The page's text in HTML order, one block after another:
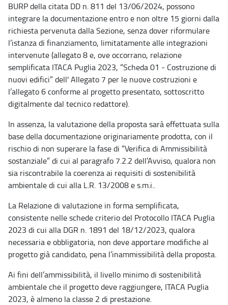
BURP della citata DD n. 811 del 13/06/2024, possono
integrare la documentazione entro e non oltre 15 giorni dalla
richiesta pervenuta dalla Sezione, senza dover riformulare
l’istanza di finanziamento, limitatamente alle integrazioni
intervenute (allegato 8 e, ove occorrano, relazione
semplificata ITACA Puglia 2023, “Scheda 01 - Costruzione di
nuovi edifici” dell' Allegato 7 per le nuove costruzioni e
l’allegato 6 conforme al progetto presentato, sottoscritto
digitalmente dal tecnico redattore).
In assenza, la valutazione della proposta sarà effettuata sulla
base della documentazione originariamente prodotta, con il
rischio di non superare la fase di “Verifica di Ammissibilità
sostanziale” di cui al paragrafo 7.2.2 dell’Avviso, qualora non
sia riscontrabile la coerenza ai requisiti di sostenibilità
ambientale di cui alla L.R. 13/2008 e s.m.i..
La Relazione di valutazione in forma semplificata,
consistente nelle schede criterio del Protocollo ITACA Puglia
2023 di cui alla DGR n. 1891 del 18/12/2023, qualora
necessaria e obbligatoria, non deve apportare modifiche al
progetto già candidato, pena l’inammissibilità della proposta.
Ai fini dell’ammissibilità, il livello minimo di sostenibilità
ambientale che il progetto deve raggiungere, ITACA Puglia
2023, è almeno la classe 2 di prestazione.